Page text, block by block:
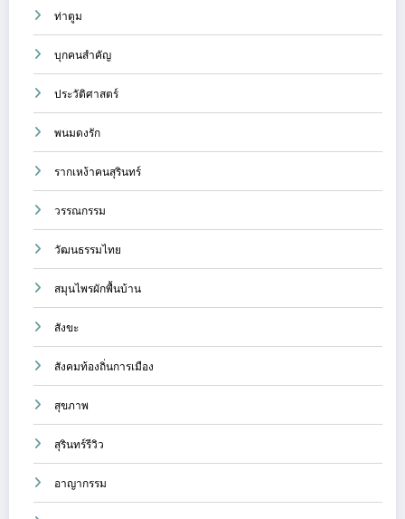
ท่าตูม
บุกคนสำคัญ
ประวัติศาสตร์
พนมดงรัก
รากเหง้าคนสุรินทร์
วรรณกรรม
วัฒนธรรมไทย
สมุนไพรผักพื้นบ้าน
สังขะ
สังคมท้องถิ่นการเมือง
สุขภาพ
สุรินทร์รีวิว
อาญากรรม